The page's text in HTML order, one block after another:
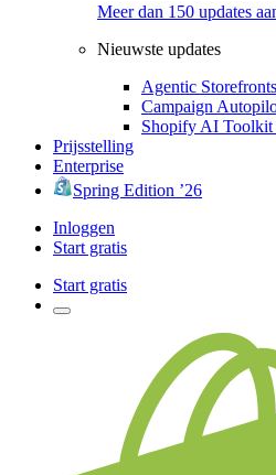
Meer dan 150 updates
Nieuwste updates
Agentic Storefronts
Campaign
Shopify AI
Prijsstelling
Enterprise
Spring Edition ’26
Inloggen
Start gratis
Start gratis